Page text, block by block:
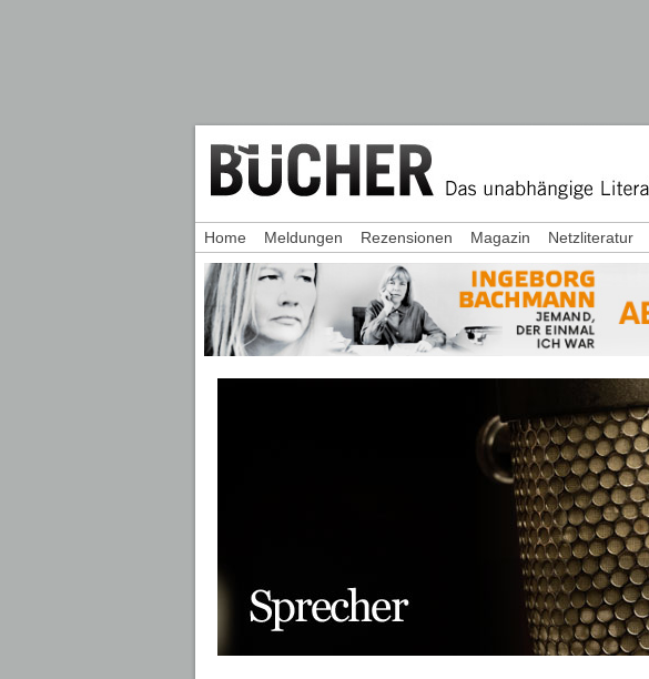
Home Meldungen Rezensionen Magazin Netzliteratur